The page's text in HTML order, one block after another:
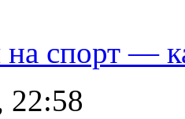
спорт —
22:58